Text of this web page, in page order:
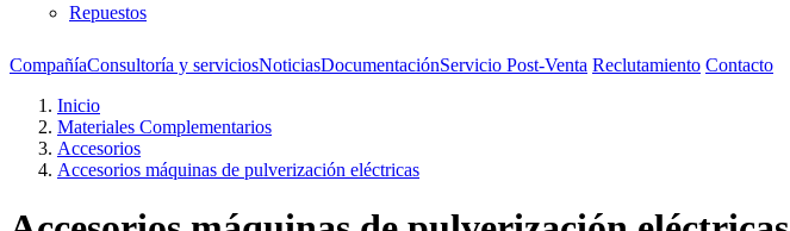
Repuestos
CompañíaConsultoría y serviciosNoticiasDocumentaciónServicio Post-Venta Reclutamiento Contacto
Inicio
Materiales Complementarios
Accesorios
Accesorios máquinas de pulverización eléctricas